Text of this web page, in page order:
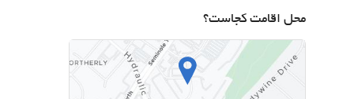
محل اقامت کجاست؟